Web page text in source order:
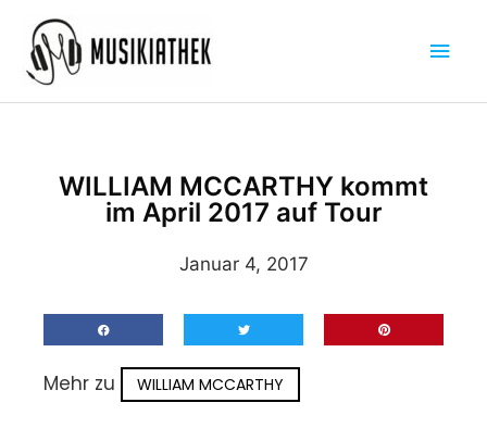
Inhalt
springen
WILLIAM MCCARTHY kommt
im April 2017 auf Tour
Januar 4, 2017
Mehr zu WILLIAM MCCARTHY